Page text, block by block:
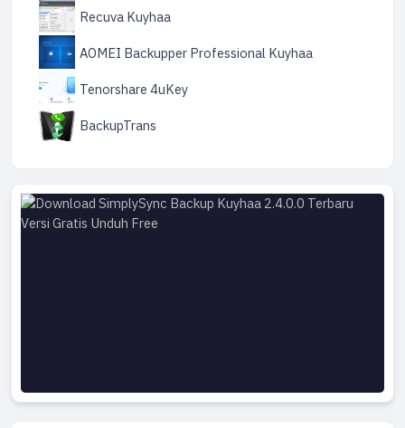
Recuva Kuyhaa
AOMEI Backupper Professional Kuyhaa
Tenorshare 4uKey
BackupTrans